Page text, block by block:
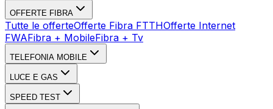
OFFERTE FIBRA
Tutte le offerteOfferte Fibra FTTHOfferte Internet
FWAFibra + MobileFibra + Tv
TELEFONIA MOBILE
LUCE E GAS
SPEED TEST